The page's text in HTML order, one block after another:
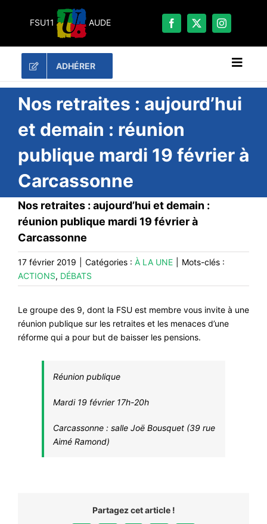
FSU11 AUDE
ADHÉRER
RECHERCHER:
LES UNES
#ACTUALITÉS
DOSSIERS
PUBLICATIONS
#ACTIONS
#VOS ÉLUES
#FORMATION
#COMMUNIQUÉS
#ARCHIVES
Nos retraites : aujourd’hui
et demain : réunion
publique mardi 19 février à
Carcassonne
Nos retraites : aujourd’hui et demain :
réunion publique mardi 19 février à
Carcassonne
17 février 2019 Catégories : À LA UNE
Mots-clés :
ACTIONS, DÉBATS
Le groupe des 9, dont la FSU est membre vous invite à une
réunion publique sur les retraites et les menaces d’une
réforme qui a pour but de baisser les pensions.
Réunion publique
Mardi 19 février 17h-20h
Carcassonne : salle Joë Bousquet (39 rue
Aimé Ramond)
Partagez cet article !